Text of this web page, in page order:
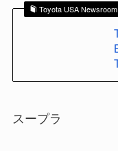
Toyota USA Newsroom
スープラ